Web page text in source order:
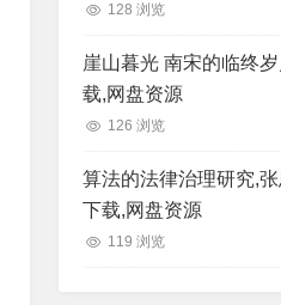
128 浏览
崖山暮光 南宋的临终
载,网盘资源
126 浏览
算法的法律治理研究,
下载,网盘资源
119 浏览